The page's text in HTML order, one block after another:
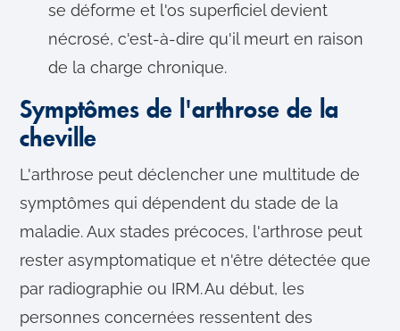
se déforme et l'os superficiel devient
nécrosé, c'est-à-dire qu'il meurt en raison
de la charge chronique.
Symptômes de l'arthrose de la
cheville
L'arthrose peut déclencher une multitude de
symptômes qui dépendent du stade de la
maladie. Aux stades précoces, l'arthrose peut
rester asymptomatique et n'être détectée que
par radiographie ou IRM. Au début, les
personnes concernées ressentent des